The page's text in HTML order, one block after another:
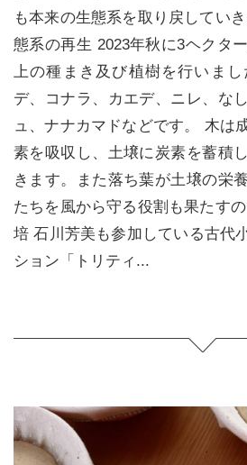
も本来の生態系を取り戻してい
態系の再生 2023年秋に3ヘクタ
上の種まき及び植樹を行いま
デ、コナラ、カエデ、ニレ、な
ュ、ナナカマドなどです。 木は
素を吸収し、土壌に炭素を蓄積
きます。また落ち葉が土壌の栄
たちを風から守る役割も果たす
培 石川芳美も参加している古代
ション「トリティ...